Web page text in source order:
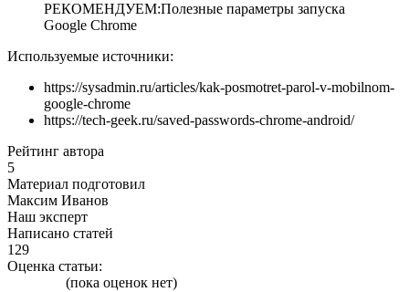
РЕКОМЕНДУЕМ:Полезные параметры запуска
Google Chrome
Используемые источники:
https://sysadmin.ru/articles/kak-posmotret-parol-v-mobilnom-
google-chrome
https://tech-geek.ru/saved-passwords-chrome-android/
Рейтинг автора
5
Материал подготовил
Максим Иванов
Наш эксперт
Написано статей
129
Оценка статьи:
(пока оценок нет)